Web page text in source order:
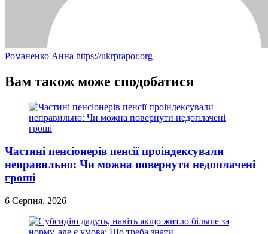
Романенко Анна https://ukrprapor.org
Вам також може сподобатися
Частині пенсіонерів пенсії проіндексували
неправильно: Чи можна повернути недоплачені
гроші
6 Серпня, 2026